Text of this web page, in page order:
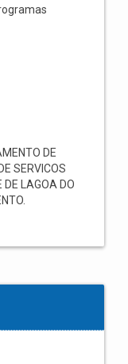
DE
SERVICOS
DE LAGOA DO